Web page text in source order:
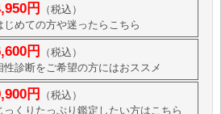
円
（税込）
じめての方や迷ったらこちら
円
（税込）
性診断をご希望の方にはおススメ
円
（税込）
っくりたっぷり鑑定したい方はこちら